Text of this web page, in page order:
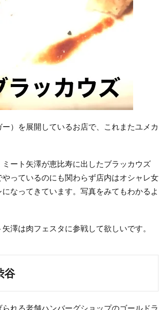
）を展開しているお店で、これまたユメカ
ミート矢澤が恵比寿に出したブラッカウズ
っているのにも関わらず店内はオシャレ女
なってきています。写真をみてもわかるよ
澤は肉フェスタに参戦して欲しいです。
谷
れる老舗ハンバーグショップのゴールドラ